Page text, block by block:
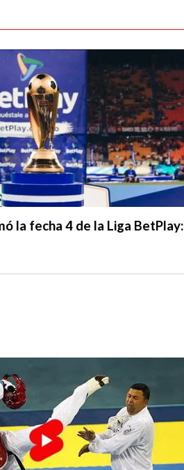
la fecha 4 de la Liga BetPlay: